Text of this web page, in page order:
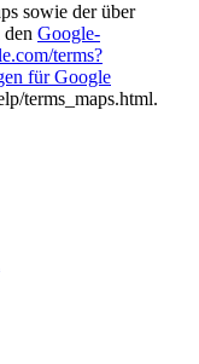
sowie der über
Google-
terms?
für Google
terms_maps.html.